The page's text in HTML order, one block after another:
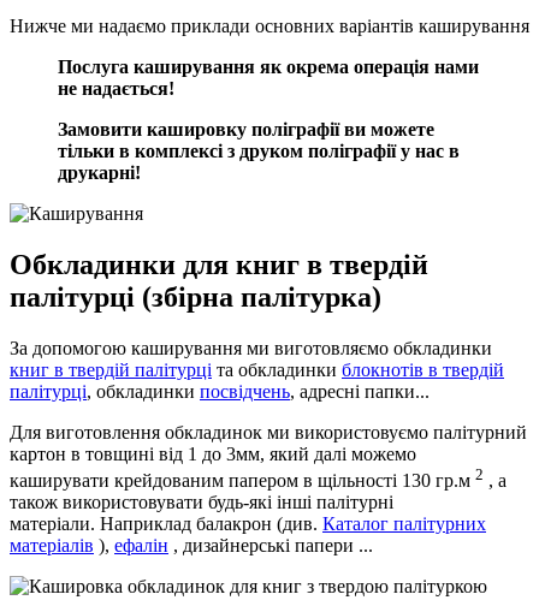
Нижче ми надаємо приклади основних варіантів каширування
Послуга каширування як окрема операція нами
не надається!
Замовити кашировку поліграфії ви можете
тільки в комплексі з друком поліграфії у нас в
друкарні!
Обкладинки для книг в твердій
палітурці (збірна палітурка)
За допомогою каширування ми виготовляємо обкладинки
книг в твердій палітурці та обкладинки блокнотів в твердій
палітурці, обкладинки посвідчень, адресні папки...
Для виготовлення обкладинок ми використовуємо палітурний
картон в товщині від 1 до 3мм, який далі можемо
каширувати крейдованим папером в щільності 130 гр.м 2 , а
також використовувати будь-які інші палітурні
матеріали. Наприклад балакрон (див. Каталог палітурних
матеріалів ), ефалін , дизайнерські папери ...